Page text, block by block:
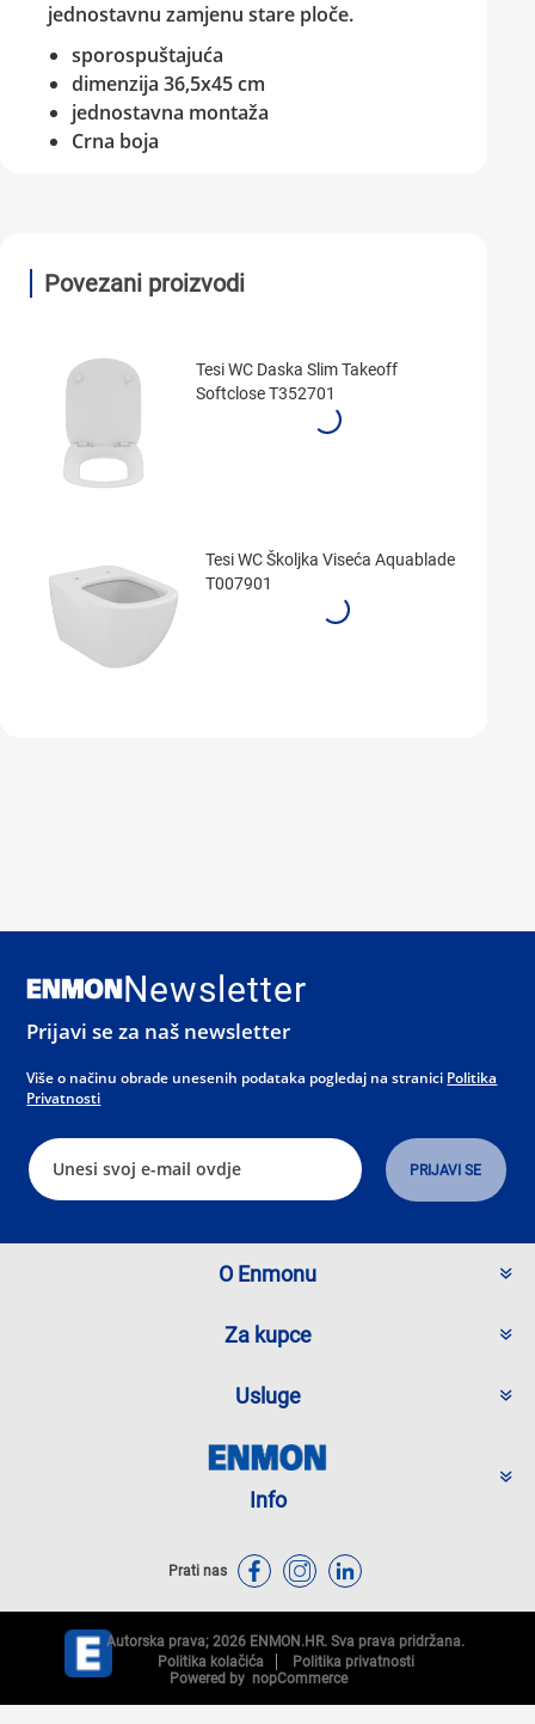
jednostavnu zamjenu stare ploče.
sporospuštajuća
dimenzija 36,5x45 cm
jednostavna montaža
Crna boja
Povezani proizvodi
Tesi WC Daska Slim Takeoff
Softclose T352701
Tesi WC Školjka Viseća Aquablade
T007901
Newsletter
Prijavi se za naš newsletter
Više o načinu obrade unesenih podataka pogledaj na stranici Politika
Privatnosti
O Enmonu
Za kupce
Usluge
Info
Prati nas
Autorska prava; 2026 ENMON.HR. Sva prava pridržana.
Politika kolačića
Politika privatnosti
Powered by nopCommerce